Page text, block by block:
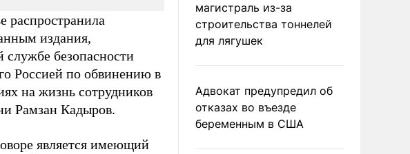
распространила
издания,
службе безопасности
Россией по обвинению в
на жизнь сотрудников
Рамзан Кадыров.
является имеющий
магистраль из-за
строительства тоннелей
для лягушек
Адвокат предупредил об
отказах во въезде
беременным в США